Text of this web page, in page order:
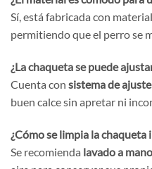
Sí, está fabricada con material
permitiendo que el perro se
¿La chaqueta se puede
Cuenta con sistema de
buen calce sin apretar ni
¿Cómo se limpia la chaqueta
Se recomienda lavado a